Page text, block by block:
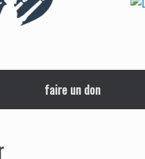
faire un don